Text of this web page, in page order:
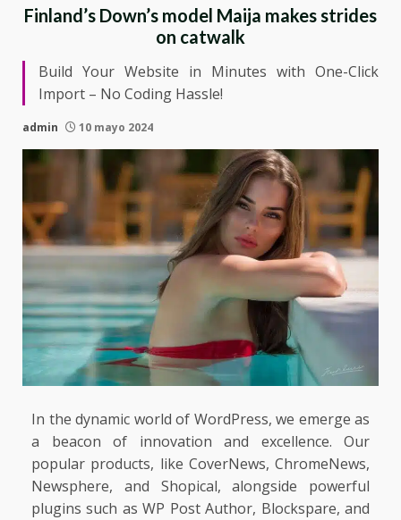
Finland’s Down’s model Maija makes strides
on catwalk
Build Your Website in Minutes with One-Click
Import – No Coding Hassle!
admin 10 mayo 2024
In the dynamic world of WordPress, we emerge as
a beacon of innovation and excellence. Our
popular products, like CoverNews, ChromeNews,
Newsphere, and Shopical, alongside powerful
plugins such asWP Post Author, Blockspare, and